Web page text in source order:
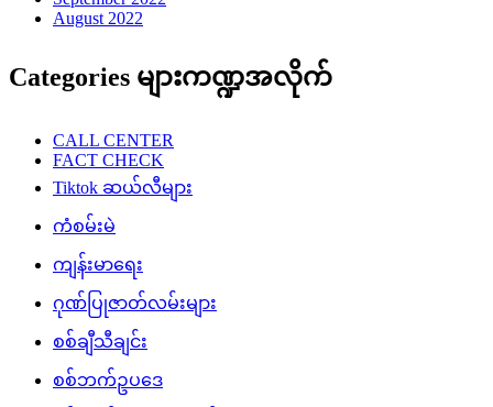
August 2022
Categories များကဏ္ဍအလိုက်
CALL CENTER
FACT CHECK
Tiktok ဆယ်လီများ
ကံစမ်းမဲ
ကျန်းမာရေး
ဂုဏ်ပြုဇာတ်လမ်းများ
စစ်ချီသီချင်း
စစ်ဘက်ဥပဒေ